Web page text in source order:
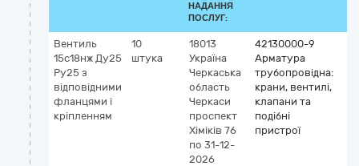
НАДАННЯ
ПОСЛУГ:
Вентиль
15с18нж Ду25
Ру25 з
відповідними
фланцями і
кріпленням
10
штука
18013
Україна
Черкаська
область
Черкаси
проспект
Хіміків 76
по 31-12-
2026
42130000-9
Арматура
трубопровідна:
крани, вентилі,
клапани та
подібні
пристрої